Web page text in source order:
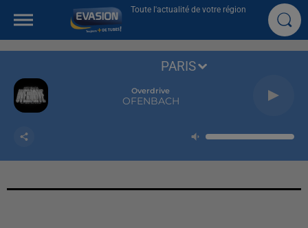
Toute l'actualité de votre région
Overdrive
OFENBACH
PARIS